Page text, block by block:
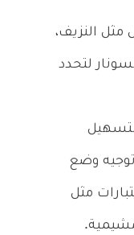
النزيف،
لتحدد
وضع
مثل